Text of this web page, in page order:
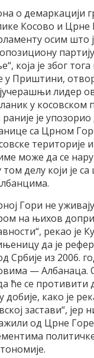
о демаркацији
Косово и Црне
осим што
партију
која је због тога
у Приштини,
лидер
у косовском
је упозорио
са Црном
територије
може да се
делу који је са
Гори не
на њихов
рекао је
да је
Србије из 2006.
— Албанаца.
ће се противити
како је
застави“, јер
од Црне